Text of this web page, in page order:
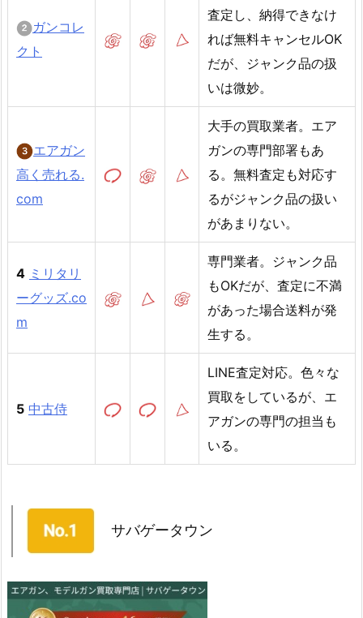
ガンコレ
クト
査定し、納得できなけ
れば無料キャンセルOK
だが、ジャンク品の扱
いは微妙。
エアガン
高く売れる.
com
大手の買取業者。エア
ガンの専門部署もあ
る。無料査定も対応す
るがジャンク品の扱い
があまりない。
4 ミリタリ
ーグッズ.co
m
専門業者。ジャンク品
もOKだが、査定に不満
があった場合送料が発
生する。
5 中古侍
LINE査定対応。色々な
買取をしているが、エ
アガンの専門の担当も
いる。
サバゲータウン